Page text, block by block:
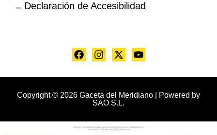
Declaración de Accesibilidad
Copyright © 2026 Gaceta del Meridiano | Powered by
SAO S.L.